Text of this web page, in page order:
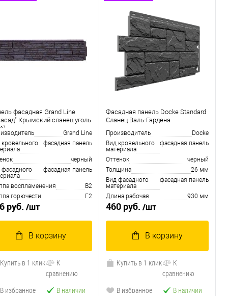
фасадная Grand Line
Крымский сланец уголь
Grand Line
кровельного
фасадная панель
черный
фасадного
фасадная панель
воспламенения
В2
горючести
Г2
руб. /шт
В корзину
Купить в 1 клик
К
сравнению
В избранное
В наличии
Фасадная панель Docke Standard
Сланец Валь-Гардена
Производитель
Docke
Вид кровельного
материала
фасадная панель
Оттенок
черный
Толщина
26 мм
Вид фасадного
материала
фасадная панель
Длина рабочая 930 мм
460 руб. /шт
В корзину
Купить в 1 клик
К
сравнению
В избранное
В наличии